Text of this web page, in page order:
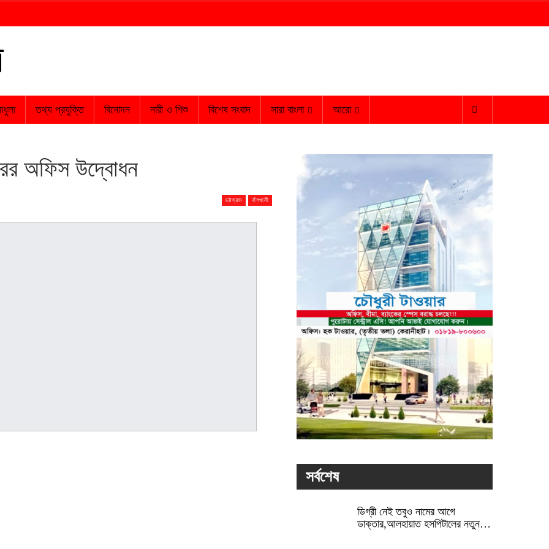
তথ্য প্রযুক্তি বিনোদন নারী ও শিশু বিশেষ সংবাদ সারা বাংলা আরো
অফিস উদ্বোধন
চট্টগ্রাম বাঁশখালী
সর্বশেষ
ডিগ্রী নেই তবুও নামের আগে
ডাক্তার,আলহায়াত হসপিটালের নতুন…